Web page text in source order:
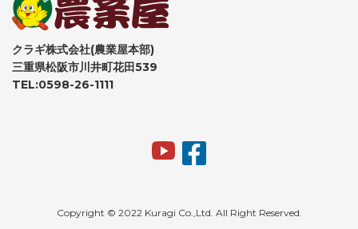
クラギ株式会社(農業屋本部)
三重県松阪市川井町花田539
TEL:0598-26-1111
Copyright © 2022 Kuragi Co.,Ltd. All Right Reserved.